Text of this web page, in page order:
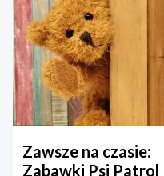
Zawsze na czasie:
Zabawki Psi Patrol